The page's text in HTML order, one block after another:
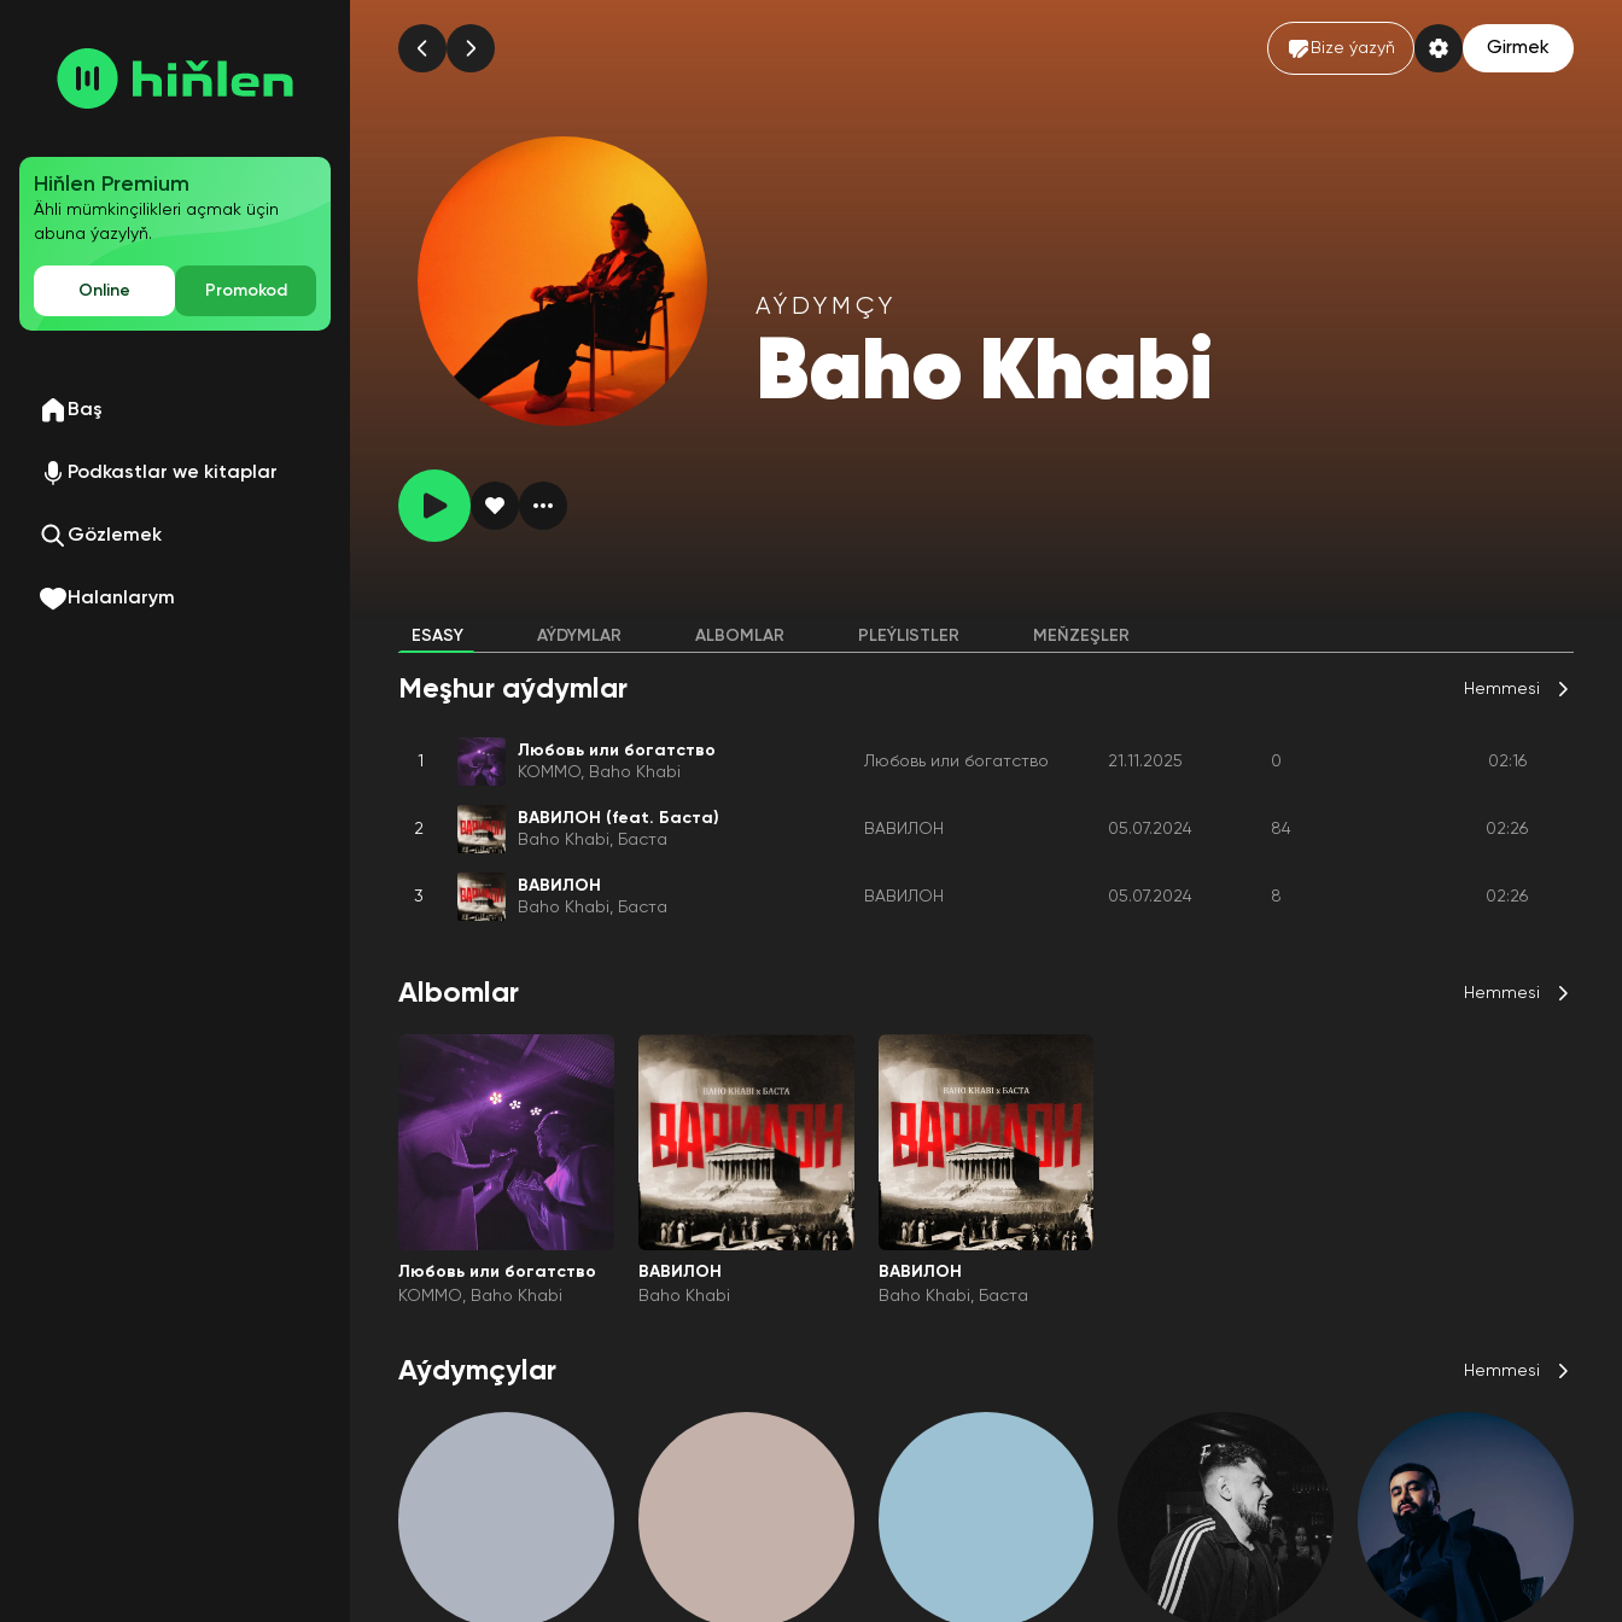
Hiňlen Premium
Ähli mümkinçilikleri açmak üçin
abuna ýazylyň.
Online Promokod
Baş
Podkastlar we kitaplar
Gözlemek
Halanlarym
Bize ýazyň Girmek
AÝDYMÇY
Baho Khabi
ESASY AÝDYMLAR ALBOMLAR PLEÝLISTLER MEŇZEŞLER
Meşhur aýdymlar Hemmesi
1
Любовь или богатство
KOMMO
Baho Khabi
Любовь или богатство 21.11.2025 0 02:16
2
ВАВИЛОН (feat. Баста)
Baho Khabi
Баста
ВАВИЛОН 05.07.2024 84 02:26
3
ВАВИЛОН
Baho Khabi
Баста
ВАВИЛОН 05.07.2024 8 02:26
Albomlar Hemmesi
Любовь или богатство
KOMMO
Baho Khabi
ВАВИЛОН
Baho Khabi
ВАВИЛОН
Baho Khabi
Баста
Aýdymçylar Hemmesi